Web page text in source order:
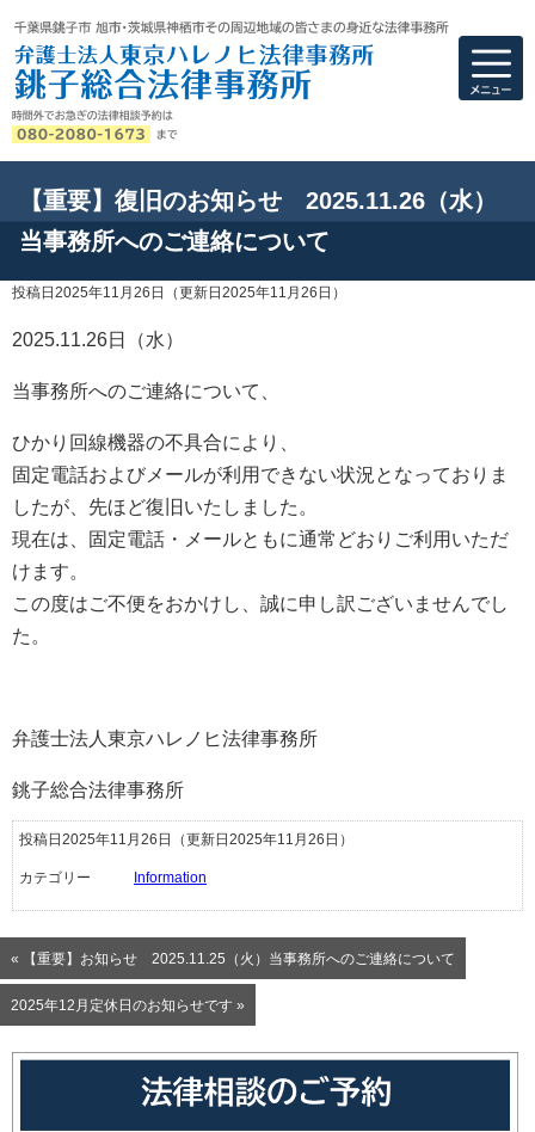
弁護士法人東京
【重要】復旧のお知らせ 2025.11.26（水）
当事務所へのご連絡について
投稿日2025年11月26日 （更新日2025年11月26日）
2025.11.26日（水）
当事務所へのご連絡について、
ひかり回線機器の不具合により、
固定電話およびメールが利用できない状況となっておりま
したが、先ほど復旧いたしました。
現在は、固定電話・メールともに通常どおりご利用いただ
けます。
この度はご不便をおかけし、誠に申し訳ございませんでし
た。
弁護士法人東京ハレノヒ法律事務所
銚子総合法律事務所
投稿日2025年11月26日 （更新日2025年11月26日）
カテゴリー Information
« 【重要】お知らせ 2025.11.25（火）当事務所へのご連絡について
2025年12月定休日のお知らせです »